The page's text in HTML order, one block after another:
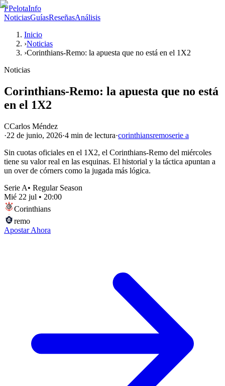
PPelotaInfo
NoticiasGuíasReseñasAnálisis
Inicio
›Noticias
›Corinthians-Remo: la apuesta que no está en el 1X2
Noticias
Corinthians-Remo: la apuesta que no está
en el 1X2
CCarlos Méndez
·22 de junio, 2026·4 min de lectura·corinthiansremoserie a
Sin cuotas oficiales en el 1X2, el Corinthians-Remo del miércoles
tiene su valor real en las esquinas. El historial y la táctica apuntan a
un over de córners como la jugada más lógica.
Serie A• Regular Season
Mié 22 jul • 20:00
Corinthians
remo
Apostar Ahora